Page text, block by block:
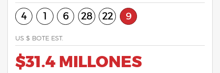
4 1 6 28 22 9
US $ BOTE EST.
$31.4 MILLONES